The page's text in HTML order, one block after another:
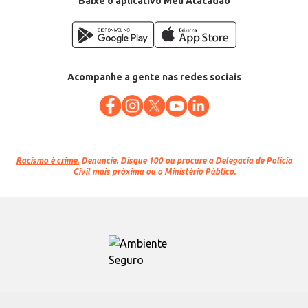
Acompanhe a gente nas redes sociais
Racismo é crime. Denuncie. Disque 100 ou procure a Delegacia de Polícia
Civil mais próxima ou o Ministério Público.